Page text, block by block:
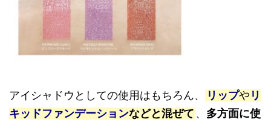
アイシャドウとしての使用はもちろん、 リップや リ
キッドファンデーションなどと混ぜて 、 多方面に使